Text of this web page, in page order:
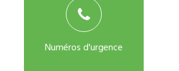
Numéros d'urgence